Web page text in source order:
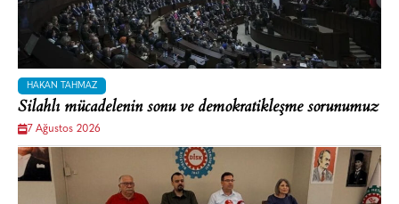
HAKAN TAHMAZ
Silahlı mücadelenin sonu ve demokratikleşme sorunumuz
7 Ağustos 2026